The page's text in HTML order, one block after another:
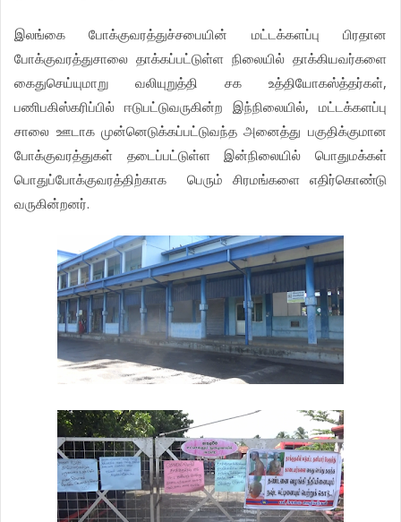
இலங்கை போக்குவரத்துச்சபையின் மட்டக்களப்பு
பிரதான
போக்குவரத்துசாலை தாக்கப்பட்டுள்ள நிலையில் தாக்கியவர்களை
கைதுசெய்யுமாறு
வலியுறுத்தி சக உத்தியோகஸ்த்தர்கள்,
பணிபகிஸ்கரிப்பில் ஈடுபட்டுவருகின்ற இந்நிலையில்,
மட்டக்களப்பு
சாலை ஊடாக முன்னெடுக்கப்பட்டுவந்த அனைத்து பகுதிக்குமான
போக்குவரத்துகள்
தடைப்பட்டுள்ள இன்நிலையில்
பொதுமக்கள்
பொதுப்போக்குவரத்திற்காக
பெரும் சிரமங்களை
எதிர்கொண்டு
வருகின்றனர்.